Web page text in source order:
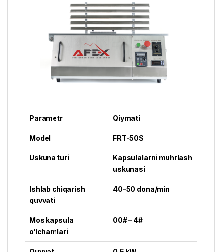
Parametr Qiymati
Model FRT-50S
Uskuna turi
Kapsulalarni muhrlash
uskunasi
Ishlab chiqarish
quvvati
40–50 dona/min
Mos kapsula
o‘lchamlari
00# – 4#